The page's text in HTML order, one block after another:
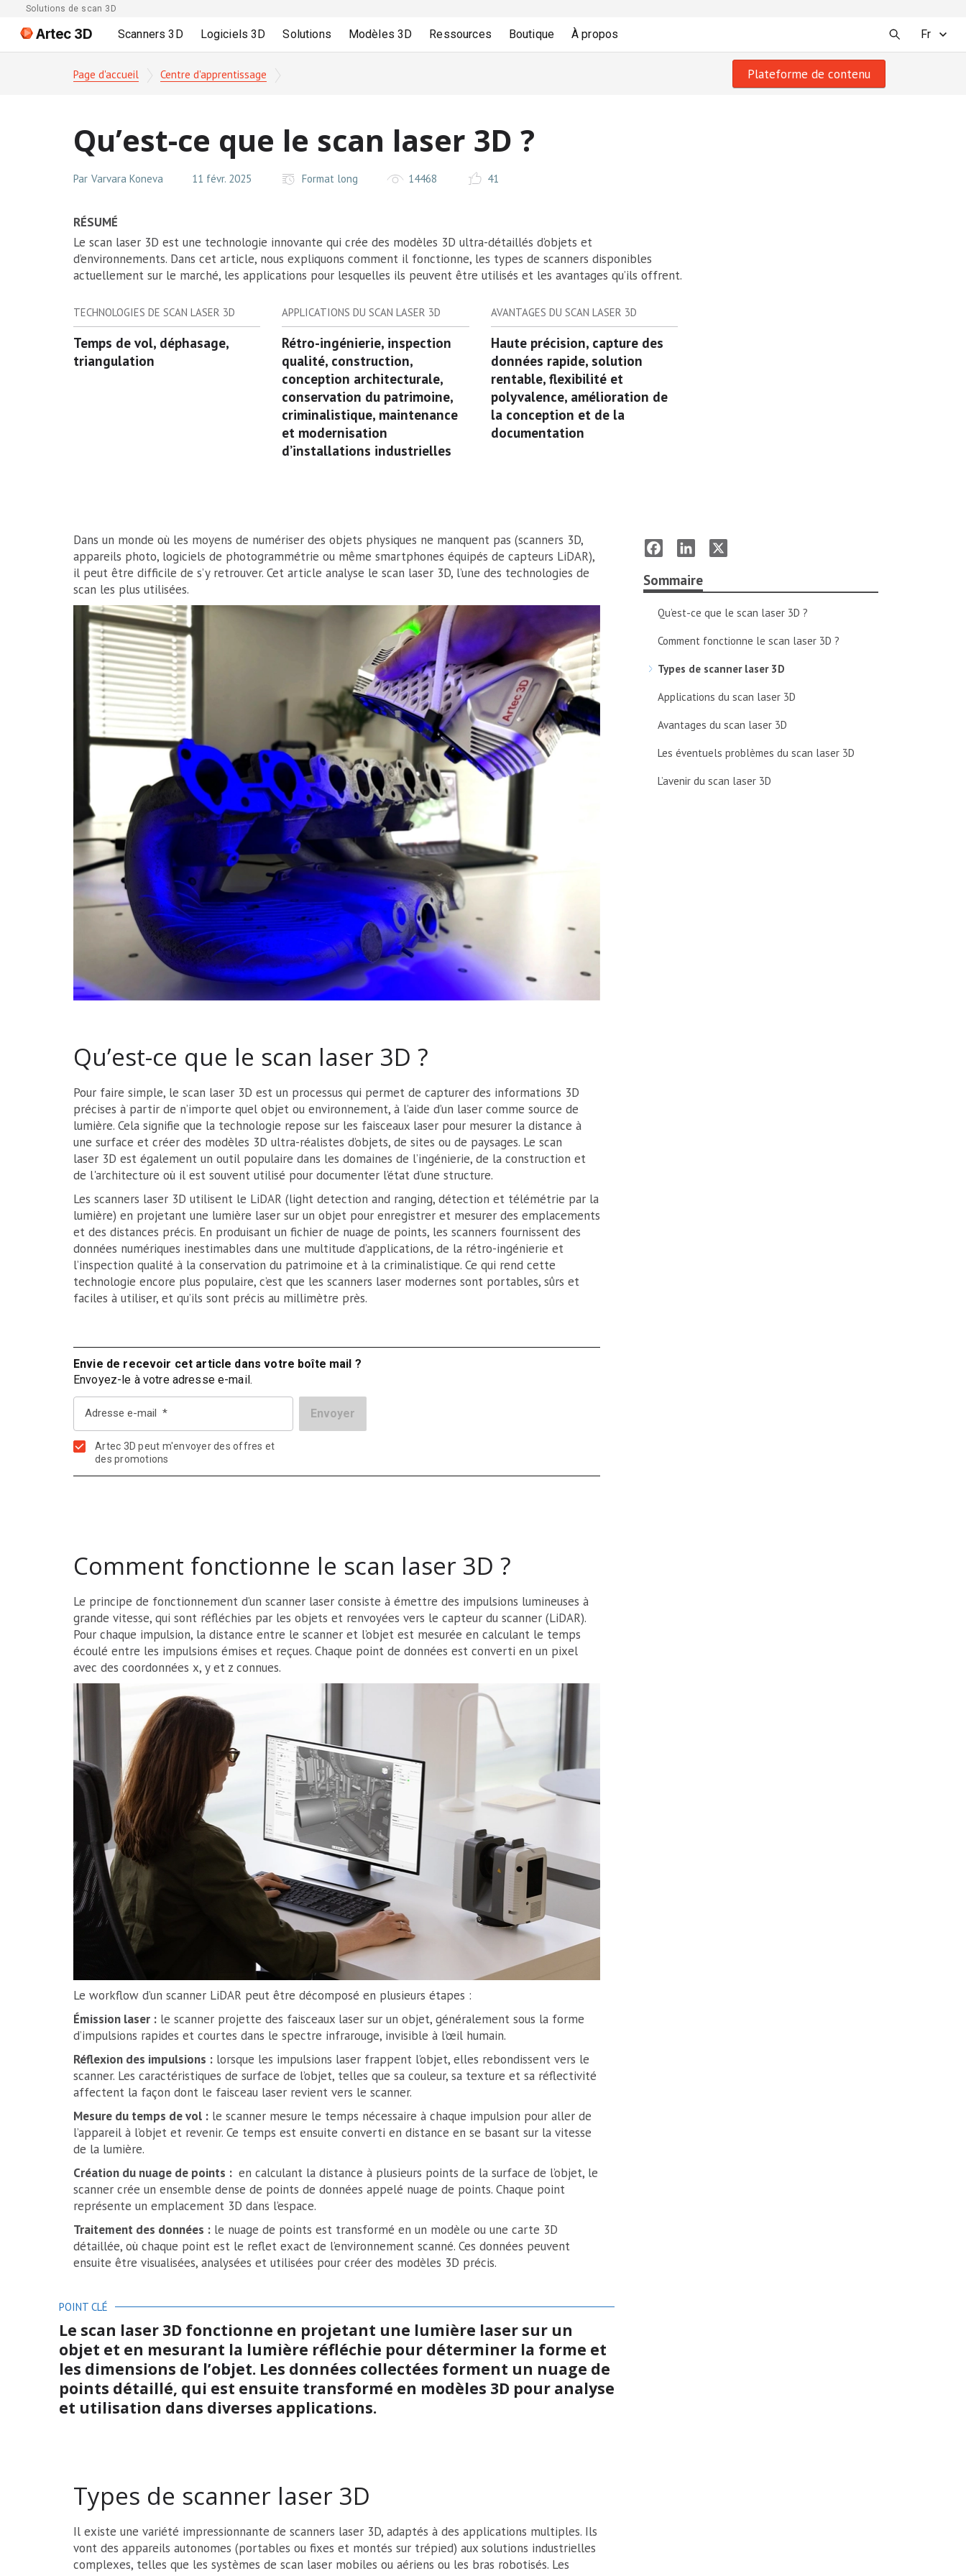
Solutions de scan 3D
Artec 3D Scanners 3D Logiciels 3D Solutions Modèles 3D Ressources Boutique À propos Fr
Page d'accueil Centre d'apprentissage Plateforme de contenu
Qu’est-ce que le scan laser 3D ?
Par Varvara Koneva 11 févr. 2025 Format long 14468 41
RÉSUMÉ
Le scan laser 3D est une technologie innovante qui crée des modèles 3D ultra-détaillés d’objets et
d’environnements. Dans cet article, nous expliquons comment il fonctionne, les types de scanners disponibles
actuellement sur le marché, les applications pour lesquelles ils peuvent être utilisés et les avantages qu’ils offrent.
TECHNOLOGIES DE SCAN LASER 3D
Temps de vol, déphasage,
triangulation
APPLICATIONS DU SCAN LASER 3D
Rétro-ingénierie, inspection
qualité, construction,
conception architecturale,
conservation du patrimoine,
criminalistique, maintenance
et modernisation
d’installations industrielles
AVANTAGES DU SCAN LASER 3D
Haute précision, capture des
données rapide, solution
rentable, flexibilité et
polyvalence, amélioration de
la conception et de la
documentation
Dans un monde où les moyens de numériser des objets physiques ne manquent pas (scanners 3D,
appareils photo, logiciels de photogrammétrie ou même smartphones équipés de capteurs LiDAR),
il peut être difficile de s’y retrouver. Cet article analyse le scan laser 3D, l’une des technologies de
scan les plus utilisées.
Qu’est-ce que le scan laser 3D ?
Pour faire simple, le scan laser 3D est un processus qui permet de capturer des informations 3D
précises à partir de n’importe quel objet ou environnement, à l’aide d’un laser comme source de
lumière. Cela signifie que la technologie repose sur les faisceaux laser pour mesurer la distance à
une surface et créer des modèles 3D ultra-réalistes d’objets, de sites ou de paysages. Le scan
laser 3D est également un outil populaire dans les domaines de l’ingénierie, de la construction et
de l'architecture où il est souvent utilisé pour documenter l’état d’une structure.
Les scanners laser 3D utilisent le LiDAR (light detection and ranging, détection et télémétrie par la
lumière) en projetant une lumière laser sur un objet pour enregistrer et mesurer des emplacements
et des distances précis. En produisant un fichier de nuage de points, les scanners fournissent des
données numériques inestimables dans une multitude d’applications, de la rétro-ingénierie et
l’inspection qualité à la conservation du patrimoine et à la criminalistique. Ce qui rend cette
technologie encore plus populaire, c’est que les scanners laser modernes sont portables, sûrs et
faciles à utiliser, et qu’ils sont précis au millimètre près.
Envie de recevoir cet article dans votre boîte mail ?
Envoyez-le à votre adresse e-mail.
Adresse e-mail
Artec 3D peut m'envoyer des offres et
des promotions
Comment fonctionne le scan laser 3D ?
Le principe de fonctionnement d’un scanner laser consiste à émettre des impulsions lumineuses à
grande vitesse, qui sont réfléchies par les objets et renvoyées vers le capteur du scanner (LiDAR).
Pour chaque impulsion, la distance entre le scanner et l’objet est mesurée en calculant le temps
écoulé entre les impulsions émises et reçues. Chaque point de données est converti en un pixel
avec des coordonnées x, y et z connues.
Le workflow d’un scanner LiDAR peut être décomposé en plusieurs étapes :
Émission laser : le scanner projette des faisceaux laser sur un objet, généralement sous la forme
d’impulsions rapides et courtes dans le spectre infrarouge, invisible à l’œil humain.
Réflexion des impulsions : lorsque les impulsions laser frappent l’objet, elles rebondissent vers le
scanner. Les caractéristiques de surface de l’objet, telles que sa couleur, sa texture et sa réflectivité
affectent la façon dont le faisceau laser revient vers le scanner.
Mesure du temps de vol : le scanner mesure le temps nécessaire à chaque impulsion pour aller de
l’appareil à l’objet et revenir. Ce temps est ensuite converti en distance en se basant sur la vitesse
de la lumière.
Création du nuage de points : en calculant la distance à plusieurs points de la surface de l’objet, le
scanner crée un ensemble dense de points de données appelé nuage de points. Chaque point
représente un emplacement 3D dans l’espace.
Traitement des données : le nuage de points est transformé en un modèle ou une carte 3D
détaillée, où chaque point est le reflet exact de l’environnement scanné. Ces données peuvent
ensuite être visualisées, analysées et utilisées pour créer des modèles 3D précis.
POINT CLÉ
Le scan laser 3D fonctionne en projetant une lumière laser sur un
objet et en mesurant la lumière réfléchie pour déterminer la forme et
les dimensions de l’objet. Les données collectées forment un nuage de
points détaillé, qui est ensuite transformé en modèles 3D pour analyse
et utilisation dans diverses applications.
Types de scanner laser 3D
Il existe une variété impressionnante de scanners laser 3D, adaptés à des applications multiples. Ils
vont des appareils autonomes (portables ou fixes et montés sur trépied) aux solutions industrielles
complexes, telles que les systèmes de scan laser mobiles ou aériens ou les bras robotisés. Les
FacebookLinkedIn
Sommaire
Qu’est-ce que le scan laser 3D ?
Comment fonctionne le scan laser 3D ?
Types de scanner laser 3D
Applications du scan laser 3D
Avantages du scan laser 3D
Les éventuels problèmes du scan laser 3D
L’avenir du scan laser 3D